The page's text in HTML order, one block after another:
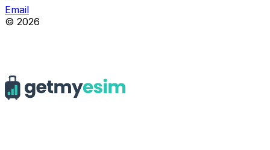
Email
© 2026